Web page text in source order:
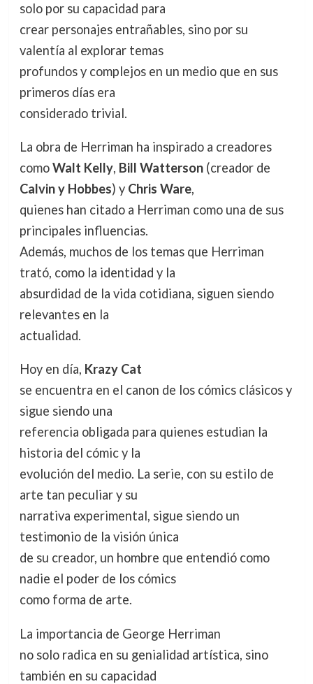
solo por su capacidad para
crear personajes entrañables, sino por su
valentía al explorar temas
profundos y complejos en un medio que en sus
primeros días era
considerado trivial.
La obra de Herriman ha inspirado a creadores
comoWalt Kelly, Bill Watterson(creador de
Calvin y Hobbes) y Chris Ware,
quienes han citado a Herriman como una de sus
principales influencias.
Además, muchos de los temas que Herriman
trató, como la identidad y la
absurdidad de la vida cotidiana, siguen siendo
relevantes en la
actualidad.
Hoy en día, Krazy Cat
se encuentra en el canon de los cómics clásicos y
sigue siendo una
referencia obligada para quienes estudian la
historia del cómic y la
evolución del medio. La serie, con su estilo de
arte tan peculiar y su
narrativa experimental, sigue siendo un
testimonio de la visión única
de su creador, un hombre que entendió como
nadie el poder de los cómics
como forma de arte.
La importancia de George Herriman
no solo radica en su genialidad artística, sino
también en su capacidad